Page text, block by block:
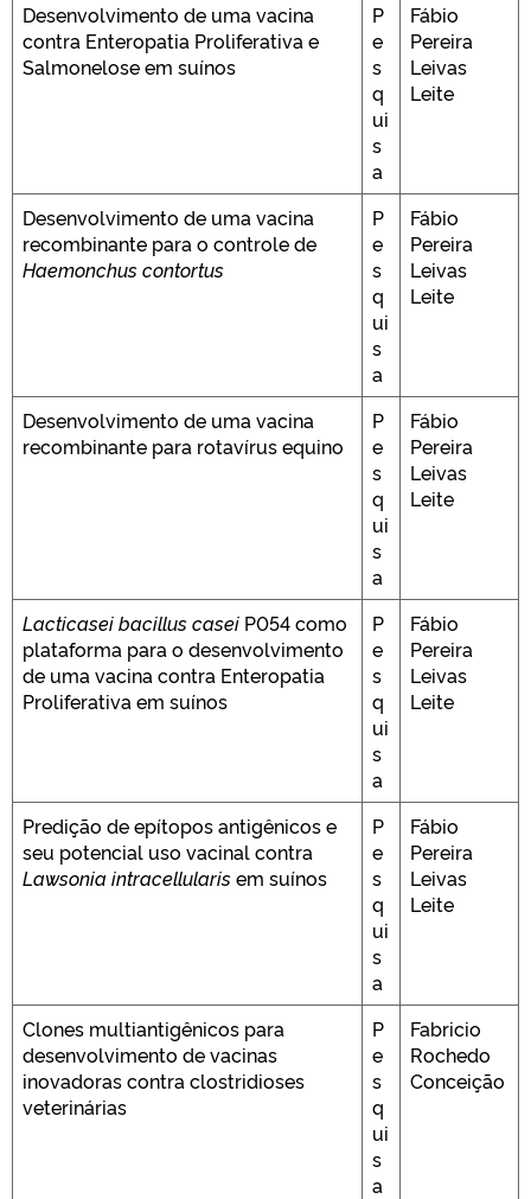
Desenvolvimento de uma vacina
contra Enteropatia Proliferativa e
Salmonelose em suínos
P
e
s
q
ui
s
a
Fábio
Pereira
Leivas
Leite
Desenvolvimento de uma vacina
recombinante para o controle de
Haemonchus contortus
P
e
s
q
ui
s
a
Fábio
Pereira
Leivas
Leite
Desenvolvimento de uma vacina
recombinante para rotavírus equino
P
e
s
q
ui
s
a
Fábio
Pereira
Leivas
Leite
Lacticasei bacillus casei P054 como
plataforma para o desenvolvimento
de uma vacina contra Enteropatia
Proliferativa em suínos
P
e
s
q
ui
s
a
Fábio
Pereira
Leivas
Leite
Predição de epítopos antigênicos e
seu potencial uso vacinal contra
Lawsonia intracellularisem suínos
P
e
s
q
ui
s
a
Fábio
Pereira
Leivas
Leite
Clones multiantigênicos para
desenvolvimento de vacinas
inovadoras contra clostridioses
veterinárias
P
e
s
q
ui
s
a
Fabricio
Rochedo
Conceição